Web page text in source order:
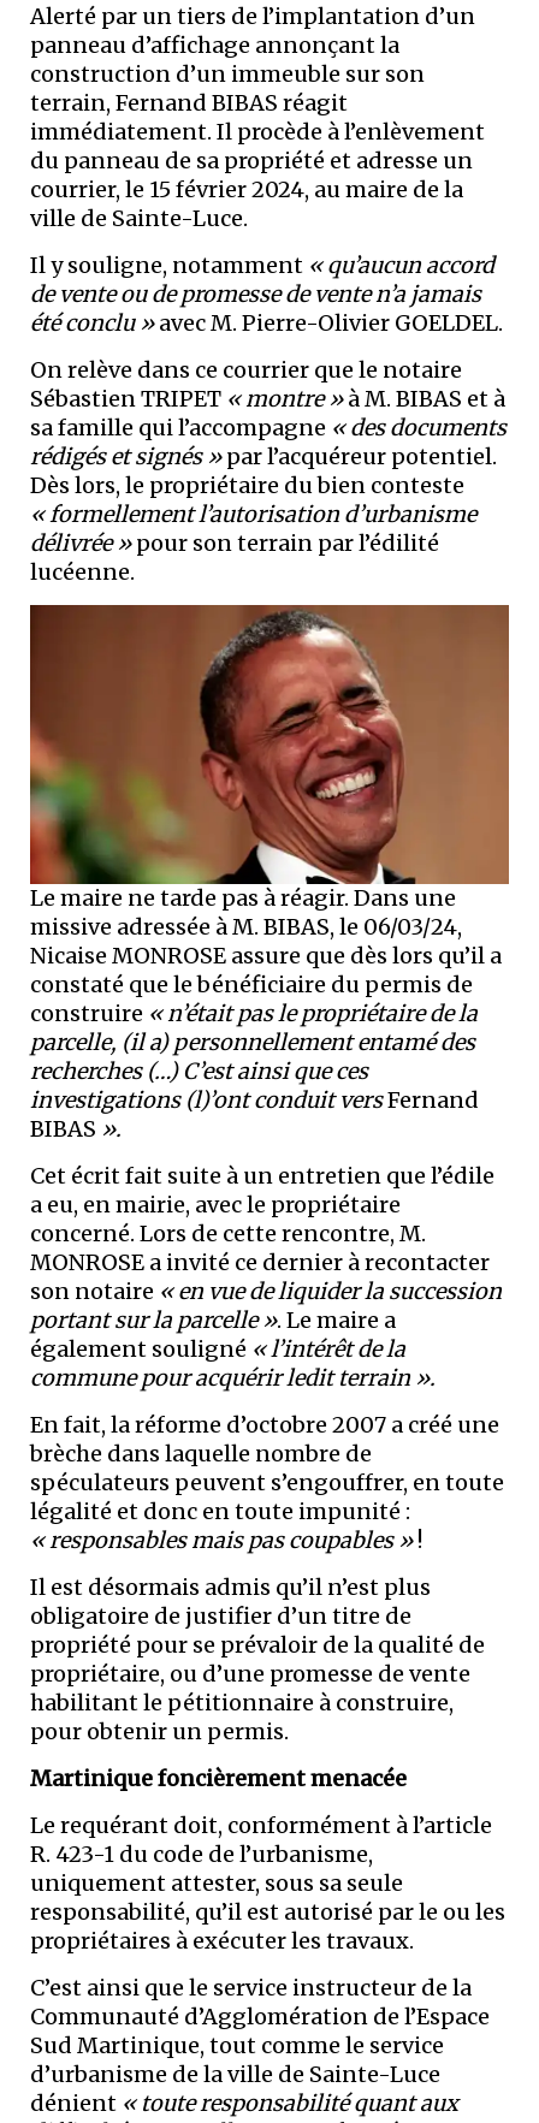
Alerté par un tiers de l’implantation d’un
panneau d’affichage annonçant la
construction d’un immeuble sur son
terrain, Fernand BIBAS réagit
immédiatement. Il procède à l’enlèvement
du panneau de sa propriété et adresse un
courrier, le 15 février 2024, au maire de la
ville de Sainte-Luce.
Il y souligne, notamment « qu’aucun accord
de vente ou de promesse de vente n’a jamais
été conclu »avec M. Pierre-Olivier GOELDEL.
On relève dans ce courrier que le notaire
Sébastien TRIPET « montre »à M. BIBAS et à
sa famille qui l’accompagne « des documents
rédigés et signés »par l’acquéreur potentiel.
Dès lors, le propriétaire du bien conteste
« formellement l’autorisation d’urbanisme
délivrée »pour son terrain par l’édilité
lucéenne.
Le maire ne tarde pas à réagir. Dans une
missive adressée à M. BIBAS, le 06/03/24,
Nicaise MONROSE assure que dès lors qu’il a
constaté que le bénéficiaire du permis de
construire « n’était pas le propriétaire de la
parcelle, (il a) personnellement entamé des
recherches (…) C’est ainsi que ces
investigations (l)’ont conduit versFernand
BIBAS ».
Cet écrit fait suite à un entretien que l’édile
a eu, en mairie, avec le propriétaire
concerné. Lors de cette rencontre, M.
MONROSE a invité ce dernier à recontacter
son notaire « en vue de liquider la succession
portant sur la parcelle ». Le maire a
également souligné « l’intérêt de la
commune pour acquérir ledit terrain ».
En fait, la réforme d’octobre 2007 a créé une
brèche dans laquelle nombre de
spéculateurs peuvent s’engouffrer, en toute
légalité et donc en toute impunité :
« responsables mais pas coupables »!
Il est désormais admis qu’il n’est plus
obligatoire de justifier d’un titre de
propriété pour se prévaloir de la qualité de
propriétaire, ou d’une promesse de vente
habilitant le pétitionnaire à construire,
pour obtenir un permis.
Martinique foncièrement menacée
Le requérant doit, conformément à l’article
R. 423-1 du code de l’urbanisme,
uniquement attester, sous sa seule
responsabilité, qu’il est autorisé par le ou les
propriétaires à exécuter les travaux.
C’est ainsi que le service instructeur de la
Communauté d’Agglomération de l’Espace
Sud Martinique, tout comme le service
d’urbanisme de la ville de Sainte-Luce
dénient « toute responsabilité quant aux